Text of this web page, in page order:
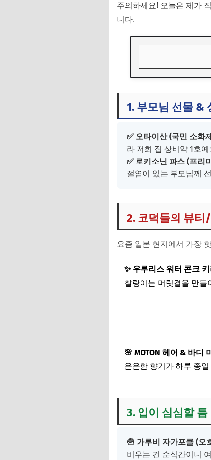
주의하세요! 오늘은 제가
니다.
2. 코덕들의 뷰티
3. 입이 심심할
4. 돈키호테 15%
1. 부모님 선물 &
✅ 오타이산 (국민 소화
라 저희 집 상비약 1호
✅ 로키소닌 파스 (프리
절염이 있는 부모님께
2. 코덕들의 뷰티
요즘 일본 현지에서 가장
✨ 우루리스 워터 콘크
찰랑이는 머릿결을 만들
🌸 MOTON 헤어 & 바디
은은한 향기가 하루 종
3. 입이 심심할
🍟 가루비 자가포클 (오
비우는 건 순식간이니